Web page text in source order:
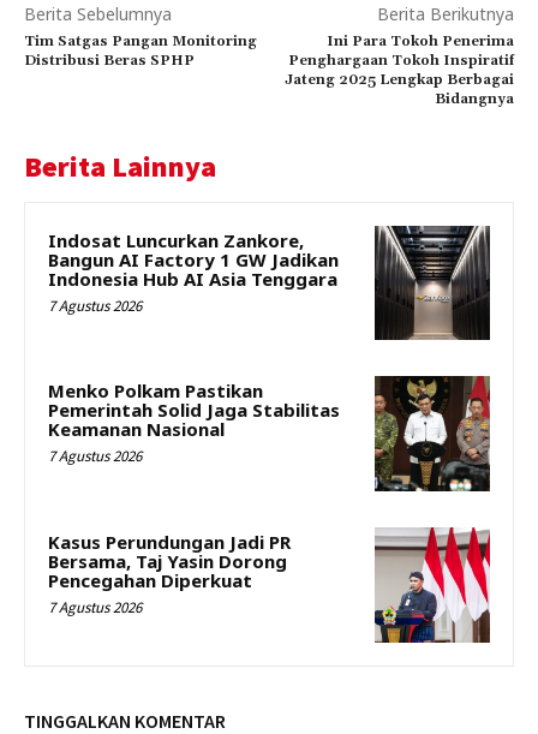
Berita Sebelumnya
Tim Satgas Pangan Monitoring
Distribusi Beras SPHP
Berita Berikutnya
Ini Para Tokoh Penerima
Penghargaan Tokoh Inspiratif
Jateng 2025 Lengkap Berbagai
Bidangnya
Berita Lainnya
Indosat Luncurkan Zankore,
Bangun AI Factory 1 GW Jadikan
Indonesia Hub AI Asia Tenggara
7 Agustus 2026
Menko Polkam Pastikan
Pemerintah Solid Jaga Stabilitas
Keamanan Nasional
7 Agustus 2026
Kasus Perundungan Jadi PR
Bersama, Taj Yasin Dorong
Pencegahan Diperkuat
7 Agustus 2026
TINGGALKAN KOMENTAR